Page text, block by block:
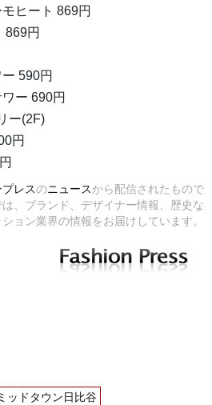
モヒート 869円
869円
ー 590円
ー 690円
ー(2F)
円
レスのニュースから配信されたもので
、ブランド、デザイナー情報、歴史な
ョン業界の情報をお届けしています。
ッドタウン日比谷